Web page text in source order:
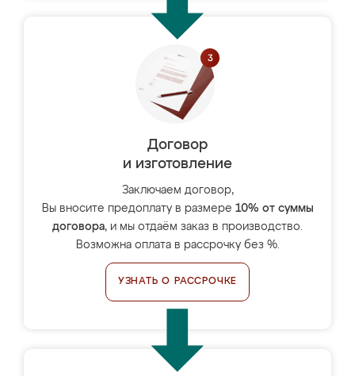
Договор
и изготовление
Заключаем договор,
Вы вносите предоплату в размере 10% от суммы
договора, и мы отдаём заказ в производство.
Возможна оплата в рассрочку без %.
УЗНАТЬ О РАССРОЧКЕ